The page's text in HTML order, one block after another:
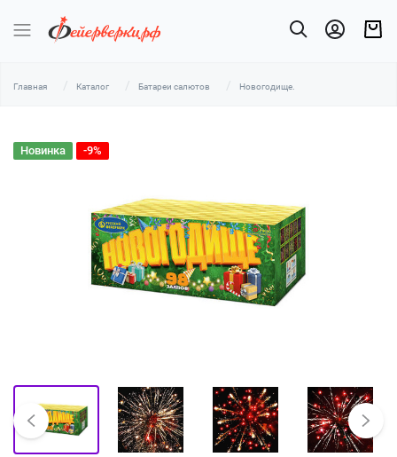
Главная Каталог Батареи салютов Новогодище.
Новинка -9%